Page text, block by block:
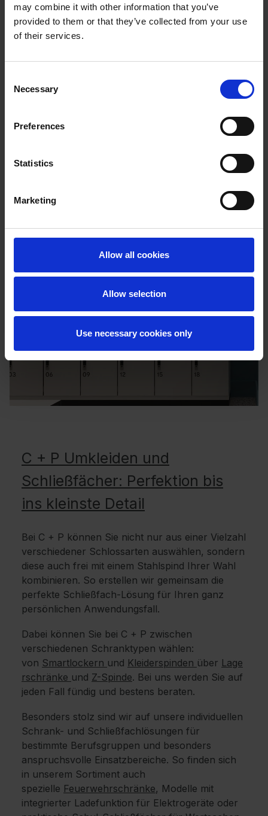
may combine it with other information that you’ve
provided to them or that they’ve collected from your use
of their services.
Selection
Necessary
Preferences
Statistics
Marketing
Allow all cookies
Allow selection
Use necessary cookies only
C + P Umkleiden und
Schließfächer: Perfektion bis
ins kleinste Detail
Bei C + P können Sie nicht nur aus einer Vielzahl
verschiedener Schlossarten auswählen, sondern
diese auch frei mit einem Stahlspind Ihrer Wahl
kombinieren. So erstellen wir gemeinsam die
perfekte Schließfach-Lösung für Ihren ganz
persönlichen Anwendungsfall.
Dabei können Sie bei C + P zwischen
verschiedenen Schranktypen wählen:
von Smartlockern und Kleiderspinden über Lage
rschränke und Z-Spinde. Bei uns werden Sie auf
jeden Fall fündig und bestens beraten.
Besonders stolz sind wir auf unsere individuellen
Schrank- und Schließfachlösungen für
bestimmte Berufsgruppen und besonders
anspruchsvolle Einsatzbereiche. So finden sich
in unserem Sortiment auch
spezielle Feuerwehrschränke, Modelle mit
integrierter Ladefunktion für Elektrogeräte oder